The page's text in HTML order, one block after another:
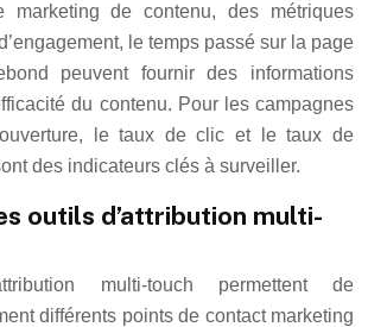
marketing de contenu, des métriques
le temps passé sur la page
peuvent fournir des informations
du contenu. Pour les campagnes
le taux de clic et le taux de
des indicateurs clés à surveiller.
outils d’attribution multi-
multi-touch permettent de
différents points de contact marketing